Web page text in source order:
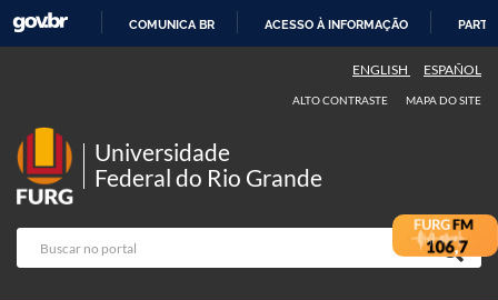
COMUNICA BR ACESSO À INFORMAÇÃO
ENGLISH ESPAÑOL
ALTO CONTRASTE MAPA DO SITE
Universidade
Federal do Rio Grande